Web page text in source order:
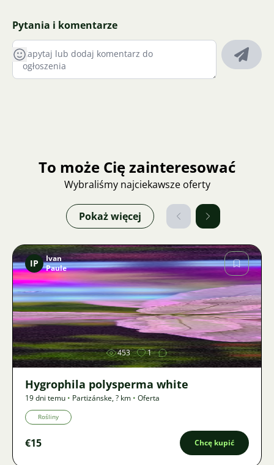
Pytania i komentarze
To może Cię zainteresować
Wybraliśmy najciekawsze oferty
Pokaż więcej
Zdjęcie
IP
Ivan
Paule
453 1
Hygrophila polysperma white
19 dni temu • Partizánske,? km • Oferta
Rośliny
€15 Chcę kupić